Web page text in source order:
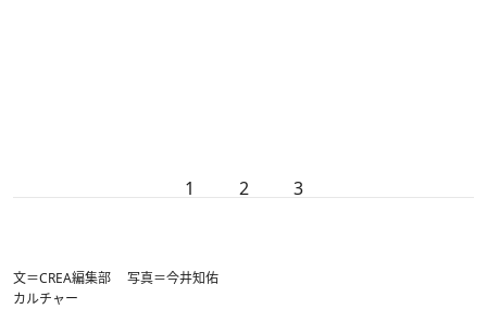
1 2 3
文＝CREA編集部 写真＝今井知佑
カルチャー